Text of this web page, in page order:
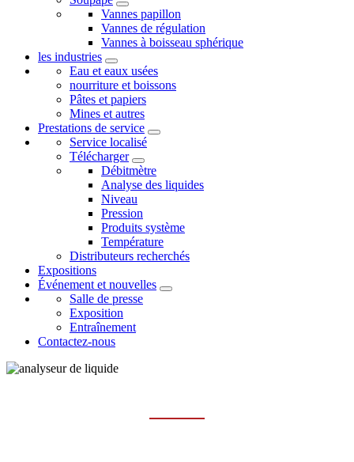
Vannes papillon
Vannes de régulation
Vannes à boisseau sphérique
les industries
Eau et eaux usées
nourriture et boissons
Pâtes et papiers
Mines et autres
Prestations de service
Service localisé
Télécharger
Débitmètre
Analyse des liquides
Niveau
Pression
Produits système
Température
Distributeurs recherchés
Expositions
Événement et nouvelles
Salle de presse
Exposition
Entraînement
Contactez-nous